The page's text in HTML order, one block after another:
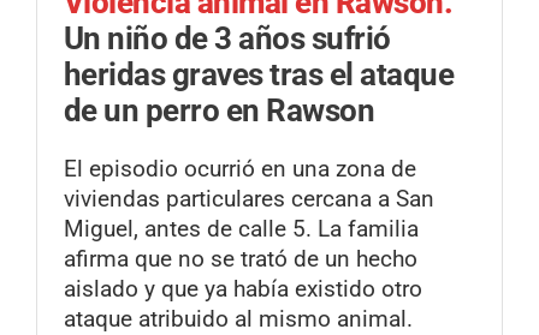
Un niño de 3 años sufrió
heridas graves tras el ataque
de un perro en Rawson
El episodio ocurrió en una zona de
viviendas particulares cercana a San
Miguel, antes de calle 5. La familia
afirma que no se trató de un hecho
aislado y que ya había existido otro
ataque atribuido al mismo animal.